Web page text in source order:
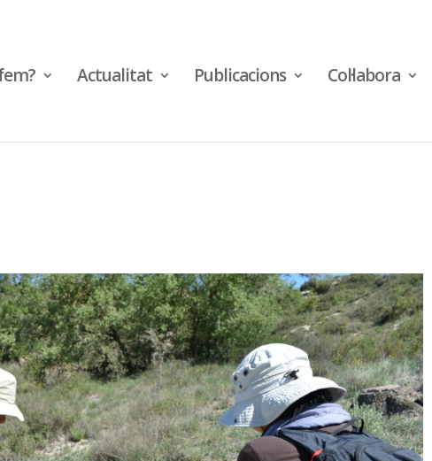
Actualitat Publicacions Col·labora